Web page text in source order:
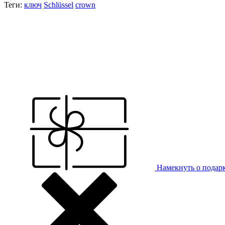
Теги: ключ Schlüssel crown
Намекнуть о